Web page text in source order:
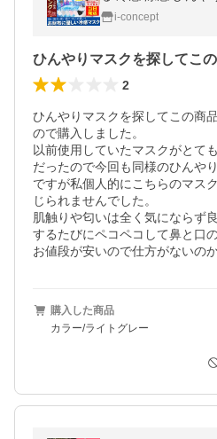
用 立体 花粉対策 在庫あ
プレゼント セール
i-concept
2
ひんやりマスクを探してこの商
ので購入しました。
以前使用していたマスクがとて
だったので今回も同様のひんや
ですが私個人的にこちらのマス
じられませんでした。
肌触りや匂いは全く気にならず
するたびにペコペコして鼻と口
お値段が安いので仕方がないの
購入した商品
カラー/ライトグレー